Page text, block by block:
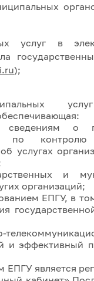
услуг в
.ru);
о
по
услугах
и
организаций;
ЕПГУ, в
и эффективный
является